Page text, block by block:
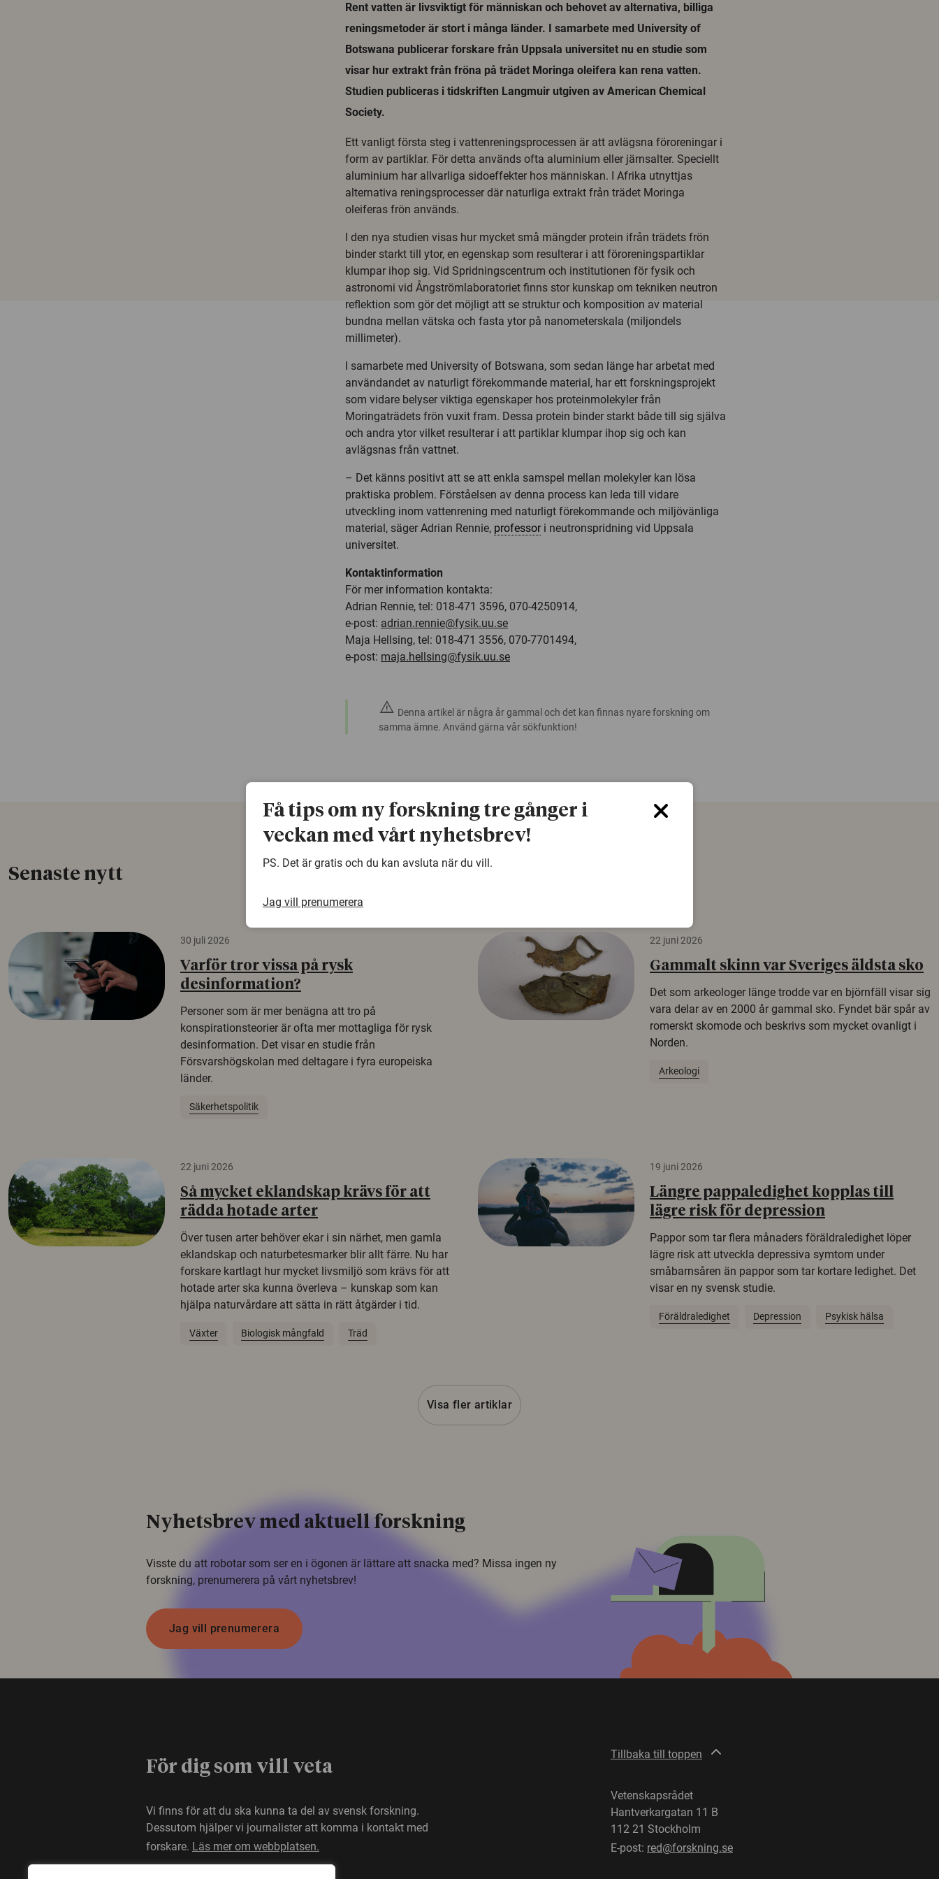
Rent vatten är livsviktigt för människan och behovet av alternativa, billiga
reningsmetoder är stort i många länder. I samarbete med University of
Botswana publicerar forskare från Uppsala universitet nu en studie som
visar hur extrakt från fröna på trädet Moringa oleifera kan rena vatten.
Studien publiceras i tidskriften Langmuir utgiven av American Chemical
Society.
Ett vanligt första steg i vattenreningsprocessen är att avlägsna föroreningar i
form av partiklar. För detta används ofta aluminium eller järnsalter. Speciellt
aluminium har allvarliga sidoeffekter hos människan. I Afrika utnyttjas
alternativa reningsprocesser där naturliga extrakt från trädet Moringa
oleiferas frön används.
I den nya studien visas hur mycket små mängder protein ifrån trädets frön
binder starkt till ytor, en egenskap som resulterar i att föroreningspartiklar
klumpar ihop sig. Vid Spridningscentrum och institutionen för fysik och
astronomi vid Ångströmlaboratoriet finns stor kunskap om tekniken neutron
reflektion som gör det möjligt att se struktur och komposition av material
bundna mellan vätska och fasta ytor på nanometerskala (miljondels
millimeter).
I samarbete med University of Botswana, som sedan länge har arbetat med
användandet av naturligt förekommande material, har ett forskningsprojekt
som vidare belyser viktiga egenskaper hos proteinmolekyler från
Moringaträdets frön vuxit fram. Dessa protein binder starkt både till sig själva
och andra ytor vilket resulterar i att partiklar klumpar ihop sig och kan
avlägsnas från vattnet.
– Det känns positivt att se att enkla samspel mellan molekyler kan lösa
praktiska problem. Förståelsen av denna process kan leda till vidare
utveckling inom vattenrening med naturligt förekommande och miljövänliga
material, säger Adrian Rennie, professori neutronspridning vid Uppsala
universitet.
Kontaktinformation
För mer information kontakta:
Adrian Rennie, tel: 018-471 3596, 070-4250914,
e-post: adrian.rennie@fysik.uu.se
Maja Hellsing, tel: 018-471 3556, 070-7701494,
e-post: maja.hellsing@fysik.uu.se
warning Denna artikel är några år gammal och det kan finnas nyare forskning om
samma ämne. Använd gärna vår sökfunktion!
Senaste nytt
30 juli 2026
Varför tror vissa på rysk
desinformation?
Personer som är mer benägna att tro på
konspirationsteorier är ofta mer mottagliga för rysk
desinformation. Det visar en studie från
Försvarshögskolan med deltagare i fyra europeiska
länder.
Säkerhetspolitik
22 juni 2026
Gammalt skinn var Sveriges äldsta sko
Det som arkeologer länge trodde var en björnfäll visar sig
vara delar av en 2000 år gammal sko. Fyndet bär spår av
romerskt skomode och beskrivs som mycket ovanligt i
Norden.
Arkeologi
22 juni 2026
Så mycket eklandskap krävs för att
rädda hotade arter
Över tusen arter behöver ekar i sin närhet, men gamla
eklandskap och naturbetesmarker blir allt färre. Nu har
forskare kartlagt hur mycket livsmiljö som krävs för att
hotade arter ska kunna överleva – kunskap som kan
hjälpa naturvårdare att sätta in rätt åtgärder i tid.
Växter Biologisk mångfald Träd
19 juni 2026
Längre pappaledighet kopplas till
lägre risk för depression
Pappor som tar flera månaders föräldraledighet löper
lägre risk att utveckla depressiva symtom under
småbarnsåren än pappor som tar kortare ledighet. Det
visar en ny svensk studie.
Föräldraledighet Depression Psykisk hälsa
Visa fler artiklar
Nyhetsbrev med aktuell forskning
Visste du att robotar som ser en i ögonen är lättare att snacka med? Missa ingen ny
forskning, prenumerera på vårt nyhetsbrev!
Jag vill prenumerera
För dig som vill veta
Vi finns för att du ska kunna ta del av svensk forskning.
Dessutom hjälper vi journalister att komma i kontakt med
forskare. Läs mer om webbplatsen.
Tillbaka till toppen
Vetenskapsrådet
Hantverkargatan 11 B
112 21 Stockholm
E-post: red@forskning.se
Få tips om ny forskning tre gånger i
veckan med vårt nyhetsbrev!
PS. Det är gratis och du kan avsluta när du vill.
Jag vill prenumerera